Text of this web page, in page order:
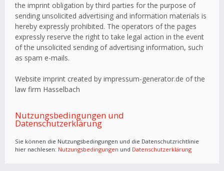
the imprint obligation by third parties for the purpose of
sending unsolicited advertising and information materials is
hereby expressly prohibited. The operators of the pages
expressly reserve the right to take legal action in the event
of the unsolicited sending of advertising information, such
as spam e-mails.
Website imprint created by impressum-generator.de of the
law firm Hasselbach
Nutzungsbedingungen und
Datenschutzerklärung
Sie können die Nutzungsbedingungen und die Datenschutzrichtlinie
hier nachlesen: Nutzungsbedingungen und Datenschutzerklärung